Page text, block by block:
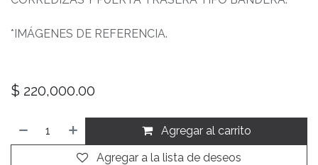
*IMÁGENES DE REFERENCIA.
$ 220,000.00
Agregar al carrito
Agregar a la lista de deseos